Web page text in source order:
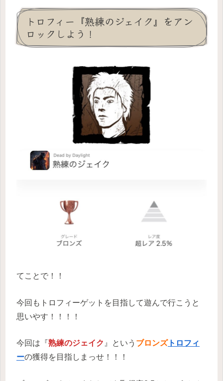
トロフィー『熟練のジェイク』をアン
ロックしよう！
てことで！！
今回もトロフィーゲットを目指して遊んで行こうと
思いやす！！！！
今回は『熟練のジェイク 』という ブロンズトロフィ
ーの獲得を目指しまっせ！！！